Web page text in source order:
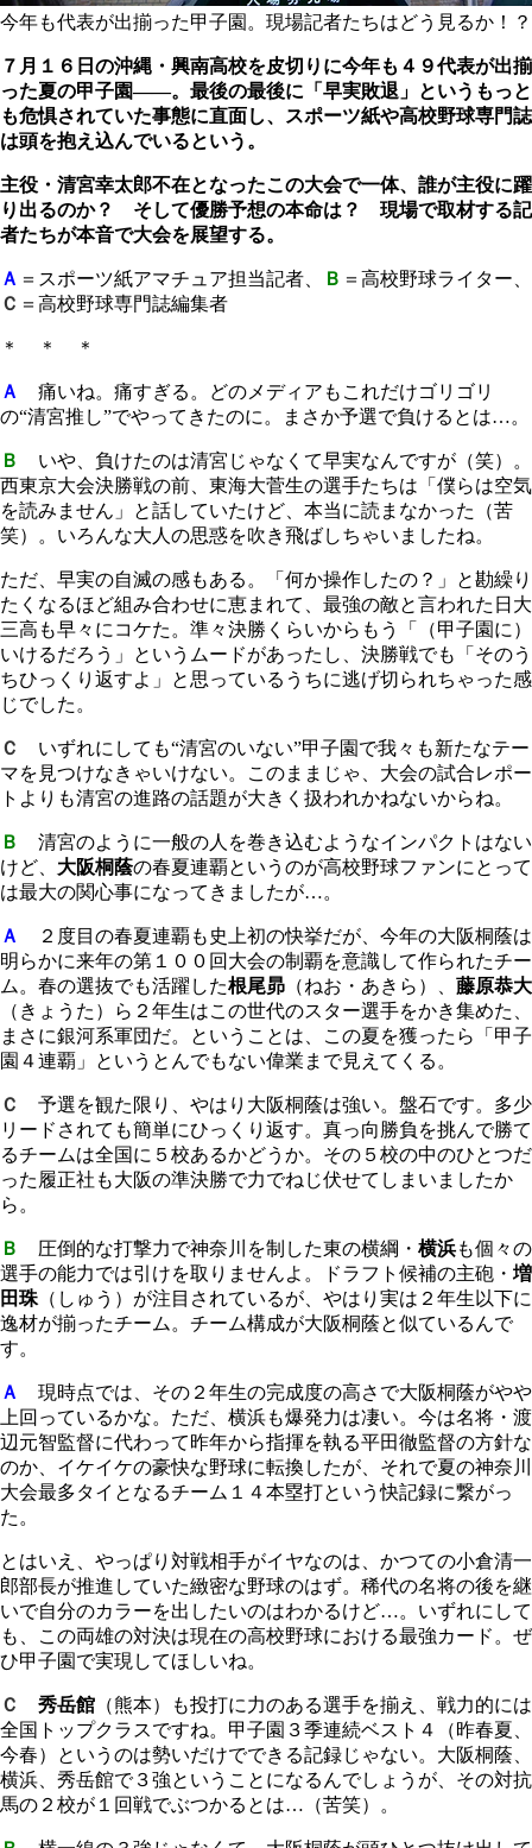
今年も代表が出揃った甲子園。現場記者たちはどう見るか！？
７月１６日の沖縄・興南高校を皮切りに今年も４９代表が出揃
った夏の甲子園――。最後の最後に「早実敗退」というもっと
も危惧されていた事態に直面し、スポーツ紙や高校野球専門誌
は頭を抱え込んでいるという。
主役・清宮幸太郎不在となったこの大会で一体、誰が主役に躍
り出るのか？ そして優勝予想の本命は？ 現場で取材する記
者たちが本音で大会を展望する。
Ａ ＝スポーツ紙アマチュア担当記者、 Ｂ ＝高校野球ライター、
Ｃ ＝高校野球専門誌編集者
＊ ＊ ＊
Ａ
痛いね。痛すぎる。どのメディアもこれだけゴリゴリ
の“清宮推し”でやってきたのに。まさか予選で負けるとは…。
Ｂ
いや、負けたのは清宮じゃなくて早実なんですが（笑）。
西東京大会決勝戦の前、東海大菅生の選手たちは「僕らは空気
を読みません」と話していたけど、本当に読まなかった（苦
笑）。いろんな大人の思惑を吹き飛ばしちゃいましたね。
ただ、早実の自滅の感もある。「何か操作したの？」と勘繰り
たくなるほど組み合わせに恵まれて、最強の敵と言われた日大
三高も早々にコケた。準々決勝くらいからもう「（甲子園に）
いけるだろう」というムードがあったし、決勝戦でも「そのう
ちひっくり返すよ」と思っているうちに逃げ切られちゃった感
じでした。
Ｃ
いずれにしても“清宮のいない”甲子園で我々も新たなテー
マを見つけなきゃいけない。このままじゃ、大会の試合レポー
トよりも清宮の進路の話題が大きく扱われかねないからね。
Ｂ
清宮のように一般の人を巻き込むようなインパクトはない
けど、 大阪桐蔭の春夏連覇というのが高校野球ファンにとって
は最大の関心事になってきましたが…。
Ａ
２度目の春夏連覇も史上初の快挙だが、今年の大阪桐蔭は
明らかに来年の第１００回大会の制覇を意識して作られたチー
ム。春の選抜でも活躍した根尾昴 （ねお・あきら）、 藤原恭大
（きょうた）ら２年生はこの世代のスター選手をかき集めた、
まさに銀河系軍団だ。ということは、この夏を獲ったら「甲子
園４連覇」というとんでもない偉業まで見えてくる。
Ｃ
予選を観た限り、やはり大阪桐蔭は強い。盤石です。多少
リードされても簡単にひっくり返す。真っ向勝負を挑んで勝て
るチームは全国に５校あるかどうか。その５校の中のひとつだ
った履正社も大阪の準決勝で力でねじ伏せてしまいましたか
ら。
Ｂ 圧倒的な打撃力で神奈川を制した東の横綱・ 横浜も個々の
選手の能力では引けを取りませんよ。ドラフト候補の主砲・ 増
田珠 （しゅう）が注目されているが、やはり実は２年生以下に
逸材が揃ったチーム。チーム構成が大阪桐蔭と似ているんで
す。
Ａ
現時点では、その２年生の完成度の高さで大阪桐蔭がやや
上回っているかな。ただ、横浜も爆発力は凄い。今は名将・渡
辺元智監督に代わって昨年から指揮を執る平田徹監督の方針な
のか、イケイケの豪快な野球に転換したが、それで夏の神奈川
大会最多タイとなるチーム１４本塁打という快記録に繋がっ
た。
とはいえ、やっぱり対戦相手がイヤなのは、かつての小倉清一
郎部長が推進していた緻密な野球のはず。稀代の名将の後を継
いで自分のカラーを出したいのはわかるけど…。いずれにして
も、この両雄の対決は現在の高校野球における最強カード。ぜ
ひ甲子園で実現してほしいね。
Ｃ 秀岳館 （熊本）も投打に力のある選手を揃え、戦力的には
全国トップクラスですね。甲子園３季連続ベスト４（昨春夏、
今春）というのは勢いだけでできる記録じゃない。大阪桐蔭、
横浜、秀岳館で３強ということになるんでしょうが、その対抗
馬の２校が１回戦でぶつかるとは…（苦笑）。